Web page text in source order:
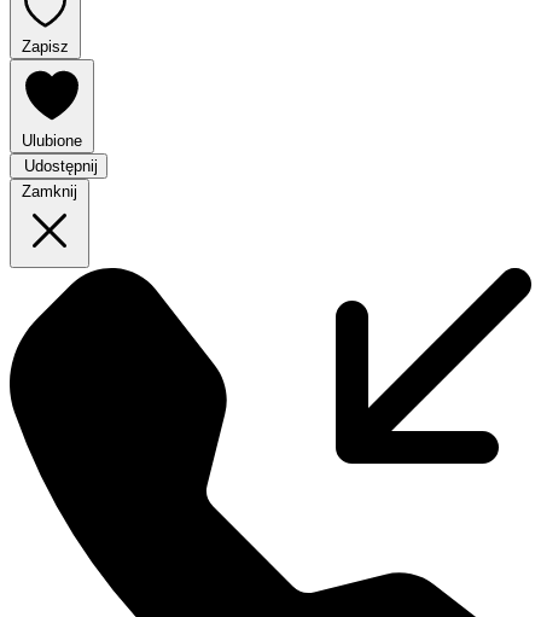
Zapisz
Ulubione
Udostępnij
Zamknij